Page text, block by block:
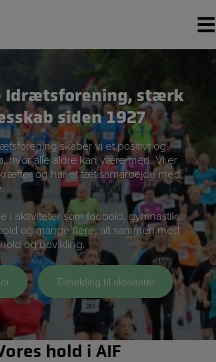
Idrætsforening, stærk
siden 1927
skaber vi et positivt og
hvor alle aldre kan være med. Vi er
og har et tæt samarbejde med
i aktiviteter som fodbold, gymnastik,
og mange flere, alt sammen med
og udvikling.
Tilmelding til aktiviteter
hold i AIF